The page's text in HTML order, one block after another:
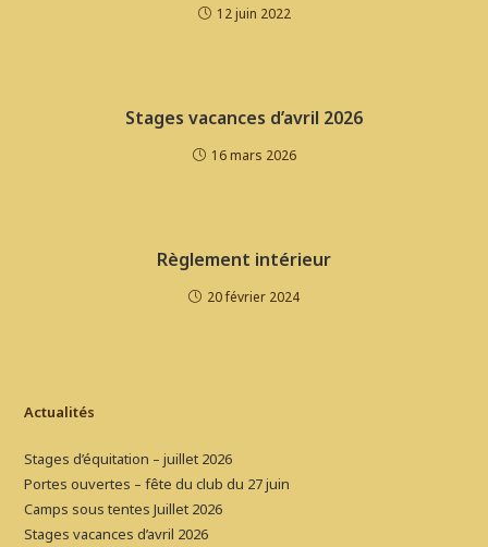
12 juin 2022
Stages vacances d’avril 2026
16 mars 2026
Règlement intérieur
20 février 2024
Actualités
Stages d’équitation – juillet 2026
Portes ouvertes – fête du club du 27 juin
Camps sous tentes Juillet 2026
Stages vacances d’avril 2026